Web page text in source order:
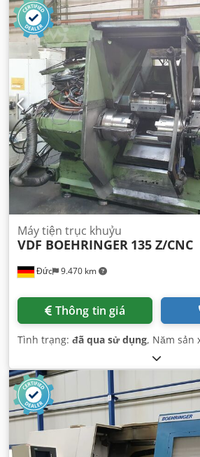
Đức 9.470 km
Máy tiện trục khuỷu
VDF BOEHRINGER 135 Z/CNC
Thông tin giá
Tình trạng: đã qua sử dụng, Năm sản